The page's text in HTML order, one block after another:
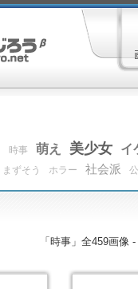
時事 萌え 美少女 イ
まずそう ホラー 社会派
「時事」全459画像 -